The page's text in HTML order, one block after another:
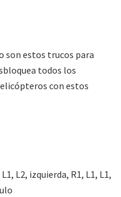
son estos trucos para
todos los
con estos
L2, izquierda, R1, L1, L1,